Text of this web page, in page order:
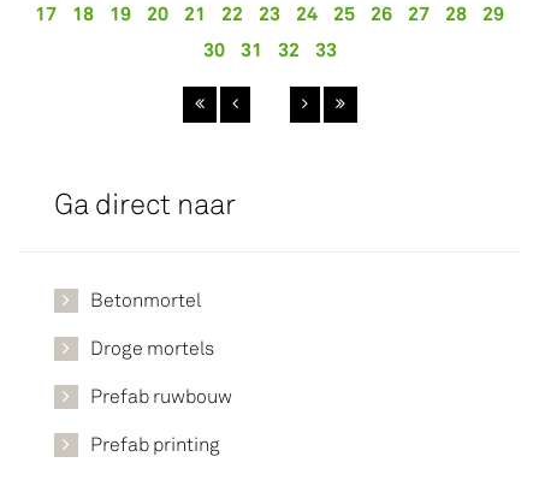
17
18 19 20 21 22 23 24 25 26 27 28
29
30
31 32 33
Ga direct naar
Betonmortel
Droge mortels
Prefab ruwbouw
Prefab printing